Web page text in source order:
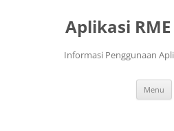
Aplikasi
Informasi Penggunaan
Menu